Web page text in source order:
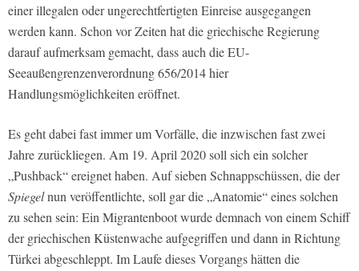
einer illegalen oder ungerechtfertigten Einreise ausgegangen
werden kann. Schon vor Zeiten hat die griechische Regierung
darauf aufmerksam gemacht, dass auch die EU-
Seeaußengrenzenverordnung 656/2014 hier
Handlungsmöglichkeiten eröffnet.
Es geht dabei fast immer um Vorfälle, die inzwischen fast zwei
Jahre zurückliegen. Am 19. April 2020 soll sich ein solcher
„Pushback“ ereignet haben. Auf sieben Schnappschüssen, die der
Spiegelnun veröffentlichte, soll gar die „Anatomie“ eines solchen
zu sehen sein: Ein Migrantenboot wurde demnach von einem Schiff
der griechischen Küstenwache aufgegriffen und dann in Richtung
Türkei abgeschleppt. Im Laufe dieses Vorgangs hätten die